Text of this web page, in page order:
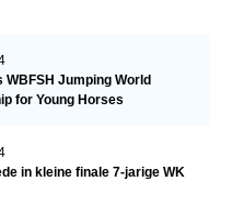
Jumping World
for Young Horses
in kleine finale 7-jarige WK